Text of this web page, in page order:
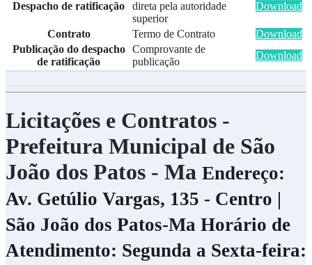
Despacho de ratificação
direta pela autoridade
superior
Download
Contrato Termo de Contrato
Download
Publicação do despacho
de ratificação
Comprovante de
publicação
Download
Licitações e Contratos -
Prefeitura Municipal de São
João dos Patos - Ma Endereço:
Av. Getúlio Vargas, 135 - Centro |
São João dos Patos-Ma Horário de
Atendimento: Segunda a Sexta-feira: